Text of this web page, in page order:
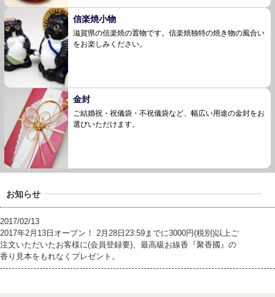
信楽焼小物
滋賀県の信楽焼の置物です。信楽焼独特の焼き物の風合い
をお楽しみください。
金封
ご結婚祝・祝儀袋・不祝儀袋など、幅広い用途の金封をお
選びいただけます。
お知らせ
2017/02/13
2017年2月13日オープン！ 2月28日23:59までに3000円(税別)以上ご
注文いただいたお客様に(会員登録要)、最高級お線香『聚香國』の
香り見本をもれなくプレゼント。